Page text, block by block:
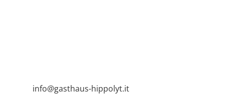
info@gasthaus-hippolyt.it